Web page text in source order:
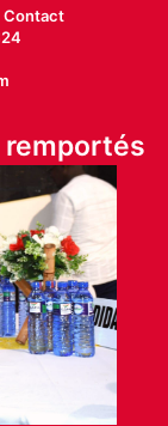
Contact
remportés